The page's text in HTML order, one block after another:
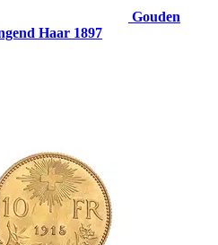
Gouden
Haar 1897